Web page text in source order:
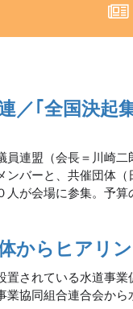
／｢全国決起
員連盟（会長＝川崎
ンバーと、共催団体
人が会場に参集。予
からヒアリ
置されている水道事
業協同組合連合会か